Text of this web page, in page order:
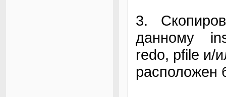
3.
данному
redo, pfile и/
расположен